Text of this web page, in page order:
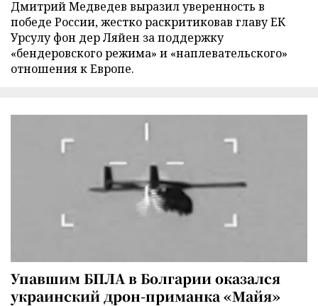
Дмитрий Медведев выразил уверенность в
победе России, жестко раскритиковав главу ЕК
Урсулу фон дер Ляйен за поддержку
«бендеровского режима» и «наплевательского»
отношения к Европе.
Упавшим БПЛА в Болгарии оказался
украинский дрон-приманка «Майя»